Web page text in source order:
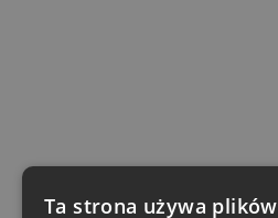
Ta strona używa plików